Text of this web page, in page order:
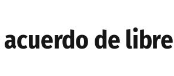
acuerdo de